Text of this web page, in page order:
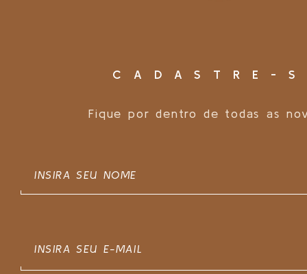
CADASTRE-
Fique por dentro de todas as